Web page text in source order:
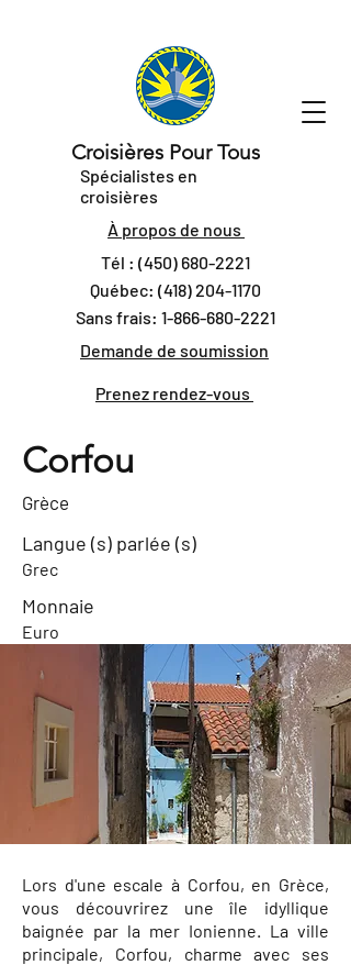
Croisières Pour Tous
Spécialistes en
croisières
À propos de nous
Tél : (450) 680-2221
Québec: (418) 204-1170
Sans frais: 1-866-680-2221
Demande de soumission
Prenez rendez-vous
Corfou
Grèce
Langue (s) parlée (s)
Grec
Monnaie
Euro
Lors d'une escale à Corfou, en Grèce,
vous découvrirez une île idyllique
baignée par la mer Ionienne. La ville
principale, Corfou, charme avec ses